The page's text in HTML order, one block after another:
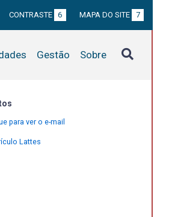
CONTRASTE 6 MAPA DO SITE 7
Gestão Sobre
para ver o e-mail
Lattes